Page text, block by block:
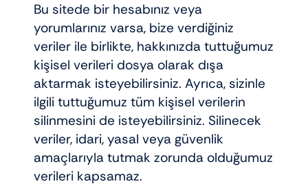
Bu sitede bir hesabınız veya
yorumlarınız varsa, bize verdiğiniz
veriler ile birlikte, hakkınızda tuttuğumuz
kişisel verileri dosya olarak dışa
aktarmak isteyebilirsiniz. Ayrıca, sizinle
ilgili tuttuğumuz tüm kişisel verilerin
silinmesini de isteyebilirsiniz. Silinecek
veriler, idari, yasal veya güvenlik
amaçlarıyla tutmak zorunda olduğumuz
verileri kapsamaz.